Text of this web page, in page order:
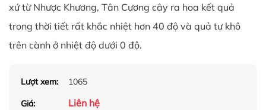
xứ từ Nhược Khương, Tân Cương cây ra hoa kết quả
trong thời tiết rất khắc nhiệt hơn 40 độ và quả tự khô
trên cành ở nhiệt độ dưới 0 độ.
Lượt xem: 1065
Giá: Liên hệ